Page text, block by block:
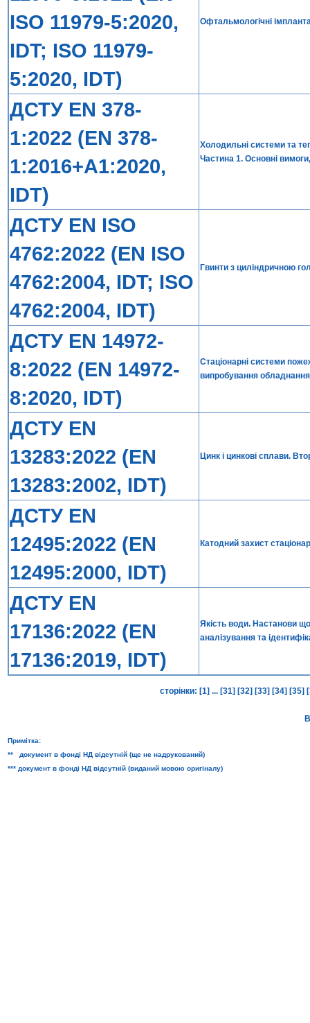
ISO 11979-5:2020,
IDT; ISO 11979-
5:2020, IDT)
Офтальмологічні
ДСТУ EN 378-
1:2022 (EN 378-
1:2016+A1:2020,
IDT)
Холодильні системи та
Частина 1. Основні
ДСТУ EN ISO
4762:2022 (EN ISO
4762:2004, IDT; ISO
4762:2004, IDT)
Гвинти з циліндричною
ДСТУ EN 14972-
8:2022 (EN 14972-
8:2020, IDT)
Стаціонарні системи
випробування
ДСТУ EN
13283:2022 (EN
13283:2002, IDT)
Цинк і цинкові сплави.
ДСТУ EN
12495:2022 (EN
12495:2000, IDT)
Катодний захист
ДСТУ EN
17136:2022 (EN
17136:2019, IDT)
Якість води. Настанови
аналізування та
сторінки: [1] ... [31] [32] [33] [34] [35]
Примітка:
** документ в фонді НД відсутній (ще не надрукований)
*** документ в фонді НД відсутній (виданий мовою оригіналу)